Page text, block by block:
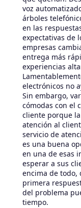
voz
árboles
en las
expectativas de
empresas
entrega más
experiencias
electrónicos no
Sin embargo,
cómodas con el
cliente porque
atención al
servicio de
es una buena
en una de esas
esperar a sus
encima de todo,
primera
del problema
tiempo.